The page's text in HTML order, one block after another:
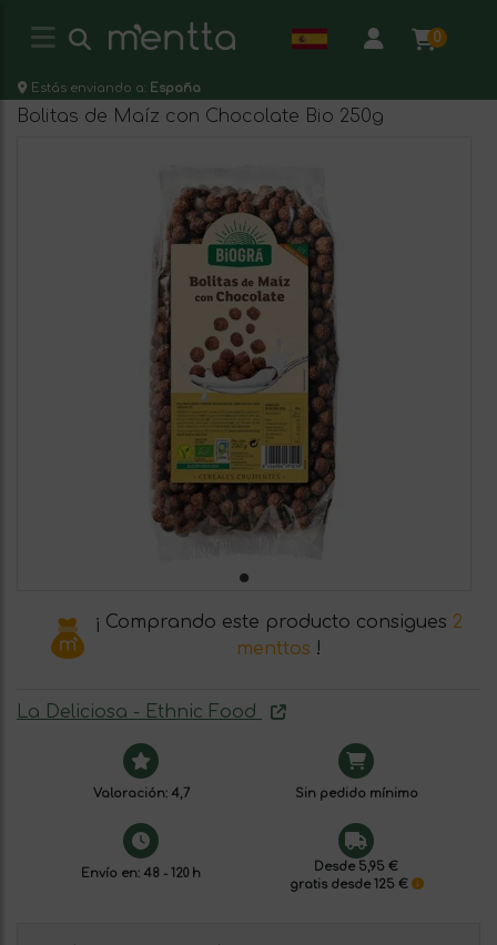
0
Estás enviando a: España
Bolitas de Maíz con Chocolate Bio 250g
¡ Comprando este producto consigues 2
menttos !
La Deliciosa - Ethnic Food
Valoración: 4,7 Sin pedido mínimo
Envío en: 48 - 120 h
Desde 5,95 €
gratis desde 125 €